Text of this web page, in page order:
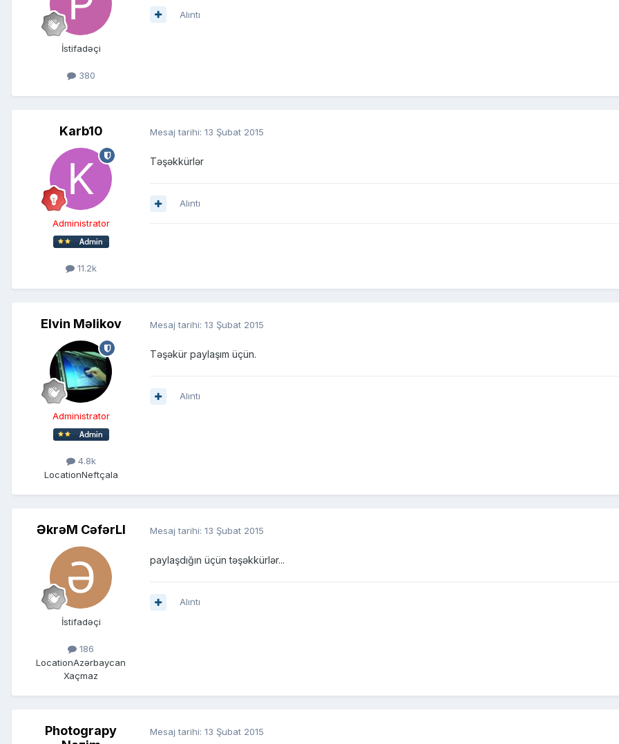
İstifadəçi
380
Alıntı
Karb10
Administrator
11.2k
Mesaj tarihi: 13 Şubat 2015
Təşəkkürlər
Alıntı
Elvin Məlikov
Administrator
4.8k
LocationNeftçala
Mesaj tarihi: 13 Şubat 2015
Təşəkür paylaşım üçün.
Alıntı
ƏkrəM CəfərLI
İstifadəçi
186
LocationAzərbaycan
Xaçmaz
Mesaj tarihi: 13 Şubat 2015
paylaşdığın üçün təşəkkürlər...
Alıntı
Photograpy
Mesaj tarihi: 13 Şubat 2015